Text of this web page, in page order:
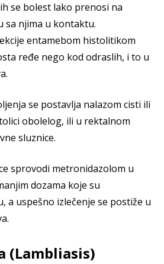
se bolest lako prenosi na
sa njima u kontaktu.
entamebom histolitikom
ređe nego kod odraslih, i to u
se postavlja nalazom cisti ili
obolelog, ili u rektalnom
sluznice.
sprovodi metronidazolom u
dozama koje su
a uspešno izlečenje se postiže u
(Lambliasis)